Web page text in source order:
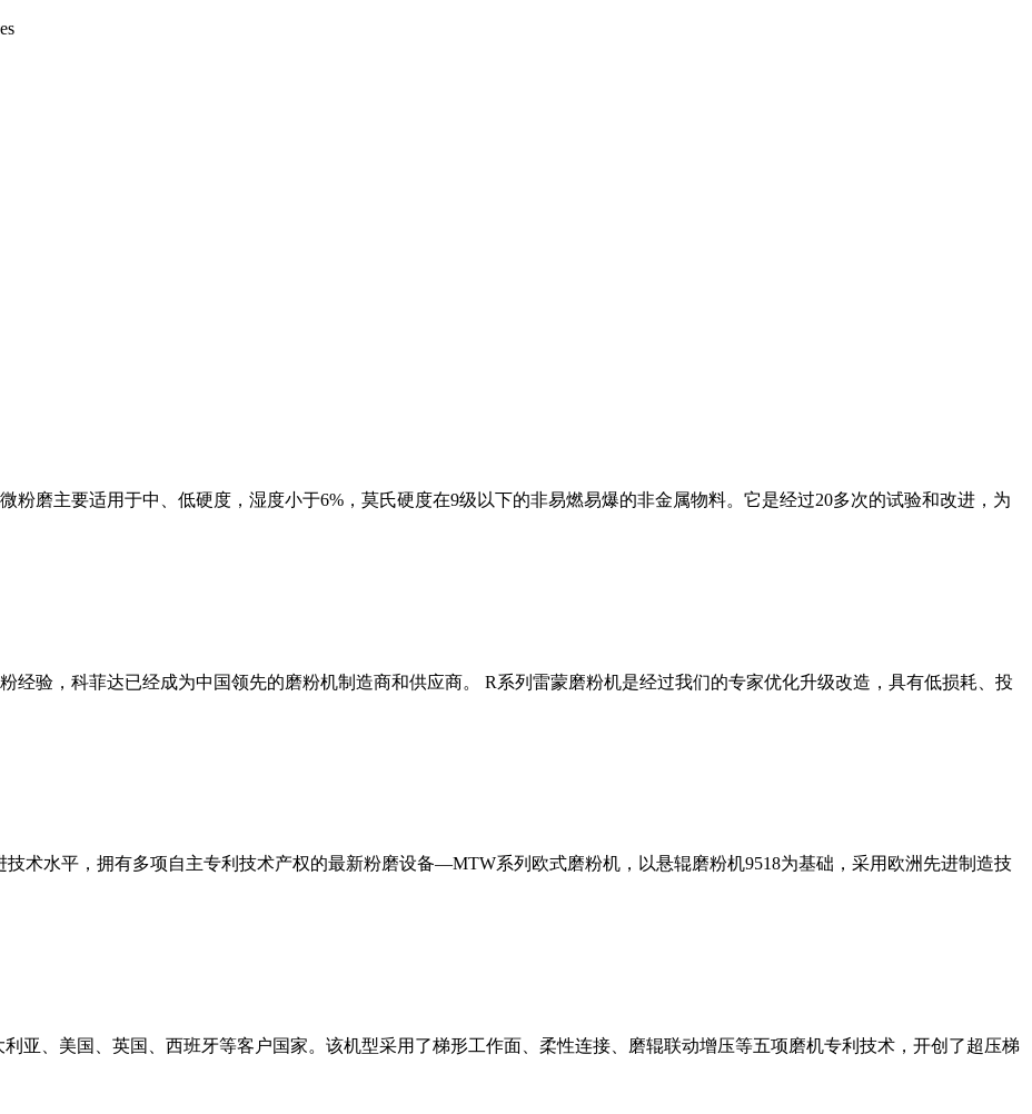
粉磨主要适用于中、低硬度，湿度小于6%，莫氏硬度在9级以下的非易燃易爆的非金属物料。它是经过20多次的试验和改进，为
经验，科菲达已经成为中国领先的磨粉机制造商和供应商。 R系列雷蒙磨粉机是经过我们的专家优化升级改造，具有低损耗、投
术水平，拥有多项自主专利技术产权的最新粉磨设备—MTW系列欧式磨粉机，以悬辊磨粉机9518为基础，采用欧洲先进制造技
亚、美国、英国、西班牙等客户国家。该机型采用了梯形工作面、柔性连接、磨辊联动增压等五项磨机专利技术，开创了超压梯